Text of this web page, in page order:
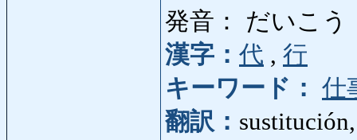
発音： だいこう
漢字： 代 , 行
キーワード： 仕
翻訳：